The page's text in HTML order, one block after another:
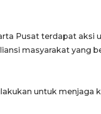
Pusat terdapat aksi
masyarakat yang
untuk menjaga